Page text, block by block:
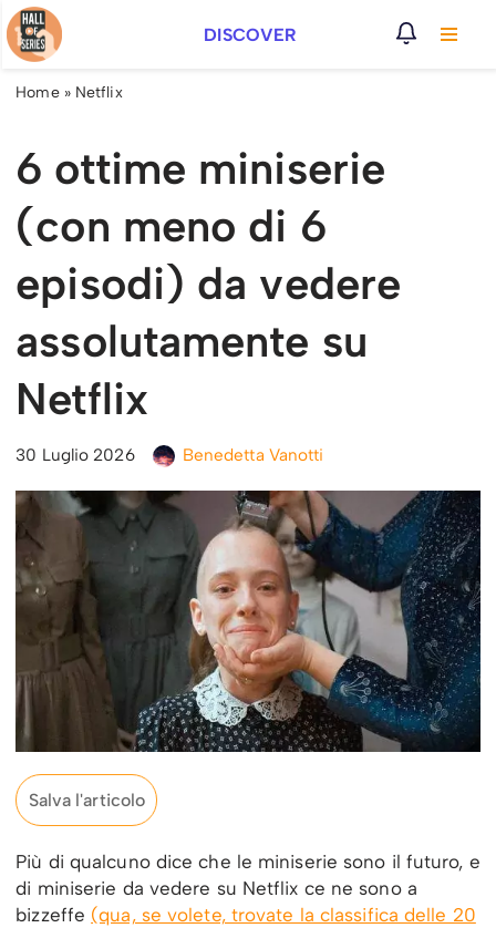
Vai
al
DISCOVER
Home» Netflix
6 ottime miniserie
(con meno di 6
episodi) da vedere
assolutamente su
Netflix
30 Luglio 2026 Benedetta Vanotti
Salva l'articolo
Più di qualcuno dice che le miniserie sono il futuro, e
di miniserie da vedere su Netflix ce ne sono a
bizzeffe (qua, se volete, trovate la classifica delle 20